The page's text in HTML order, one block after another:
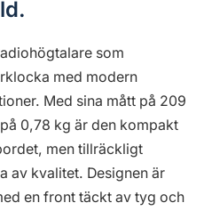
som
med modern
Med sina mått på 209
0,78 kg är den kompakt
men tillräckligt
av kvalitet. Designen är
en front täckt av tyg och